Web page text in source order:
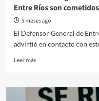
Entre Ríos son
5 meses ago
El Defensor General de
advirtió en contacto con
Leer másRead
Una
reforma